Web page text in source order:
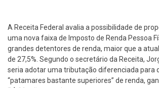
A Receita Federal avalia a possibilidade de
uma nova faixa de Imposto de Renda Pessoa
grandes detentores de renda, maior que a
de 27,5%. Segundo o secretário da Receita,
seria adotar uma tributação diferenciada para
“patamares bastante superiores” de renda,